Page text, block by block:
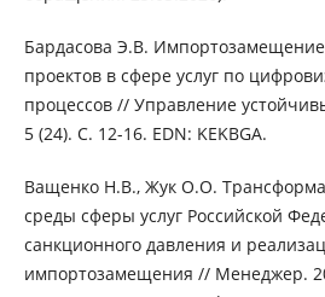
Бардасова Э.В.
проектов в сфере услуг по
процессов // Управление
5 (24). С. 12-16. EDN: KEKBGA.
Ващенко Н.В., Жук О.О.
среды сферы услуг Российской
санкционного давления и
импортозамещения // Менеджер.